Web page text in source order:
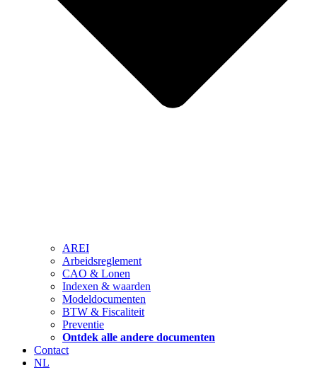
AREI
Arbeidsreglement
CAO & Lonen
Indexen & waarden
Modeldocumenten
BTW & Fiscaliteit
Preventie
Ontdek alle andere documenten
Contact
NL